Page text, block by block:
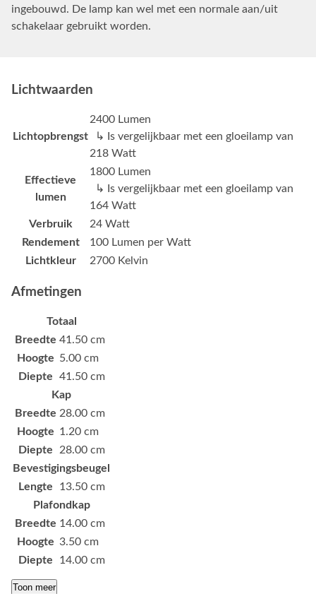
ingebouwd. De lamp kan wel met een normale aan/uit
schakelaar gebruikt worden.
Lichtwaarden
Lichtopbrengst
2400 Lumen
↳ Is vergelijkbaar met een gloeilamp van
218 Watt
Effectieve
lumen
1800 Lumen
↳ Is vergelijkbaar met een gloeilamp van
164 Watt
Verbruik
24 Watt
Rendement
100 Lumen per Watt
Lichtkleur
2700 Kelvin
Afmetingen
Totaal
Breedte 41.50 cm
Hoogte 5.00 cm
Diepte
41.50 cm
Kap
Breedte 28.00 cm
Hoogte 1.20 cm
Diepte
28.00 cm
Bevestigingsbeugel
Lengte
13.50 cm
Plafondkap
Breedte 14.00 cm
Hoogte 3.50 cm
Diepte
14.00 cm
Toon meer